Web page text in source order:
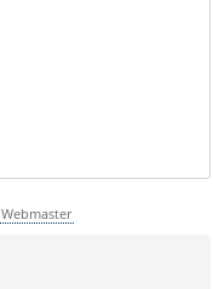
Webmaster